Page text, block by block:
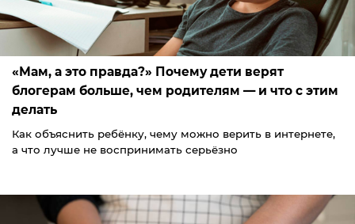
«Мам, а это правда?» Почему дети верят
блогерам больше, чем родителям — и что с этим
делать
Как объяснить ребёнку, чему можно верить в интернете,
а что лучше не воспринимать серьёзно